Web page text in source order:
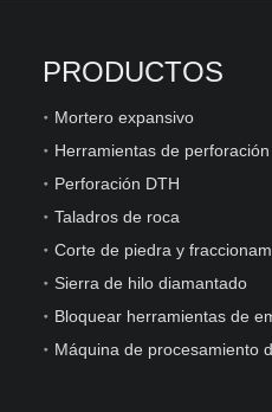
PRODUCTOS
Mortero expansivo
Perforación DTH
Taladros de roca
Corte de piedra y
Sierra de hilo diamantado
Bloquear herramientas de
Máquina de procesamiento